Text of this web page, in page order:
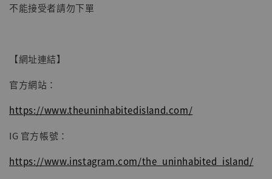
不能接受者請勿下單
【網址連結】
官方網站：
https://www.theuninhabitedisland.com/
IG 官方帳號：
https://www.instagram.com/the_uninhabited_island/